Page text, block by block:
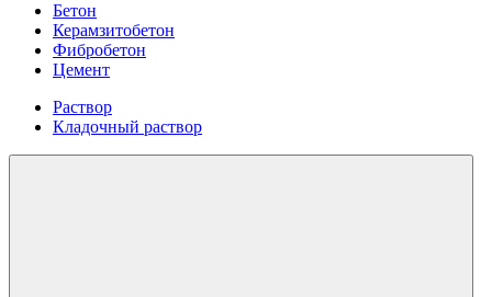
Бетон
Керамзитобетон
Фибробетон
Цемент
Раствор
Кладочный раствор